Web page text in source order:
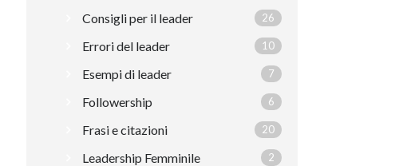
Consigli per il leader 26
Errori del leader 10
Esempi di leader 7
Followership 6
Frasi e citazioni 20
Leadership Femminile 2